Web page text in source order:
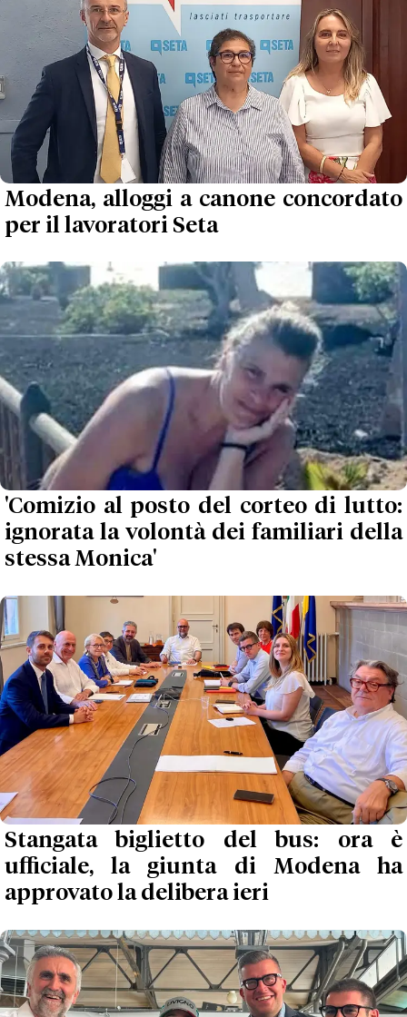
Modena, alloggi a canone concordato
per il lavoratori Seta
'Comizio al posto del corteo di lutto:
ignorata la volontà dei familiari della
stessa Monica'
Stangata biglietto del bus: ora è
ufficiale, la giunta di Modena ha
approvato la delibera ieri